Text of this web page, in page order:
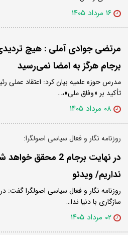
۱۶ مرداد ۱۴۰۵
مرتضی جوادی آملی : هیچ
برجام هرگز به امضا نمی‌رسید
مدرس حوزه علمیه بیان کرد: اعتقاد
تأکید بر «وفاق ملی»،…
۰۸ مرداد ۱۴۰۵
روزنامه نگار و فعال سیاسی اصولگرا:
در نهایت برجام 2
نداریم/ ویدئو
سازگاری با دنیا ندا…
۰۲ مرداد ۱۴۰۵